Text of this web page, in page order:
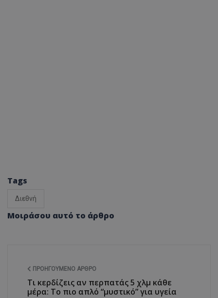
Tags
Διεθνή
Μοιράσου αυτό το άρθρο
ΠΡΟΗΓΟΎΜΕΝΟ ΆΡΘΡΟ
Τι κερδίζεις αν περπατάς 5 χλμ κάθε
μέρα: Το πιο απλό “μυστικό” για υγεία